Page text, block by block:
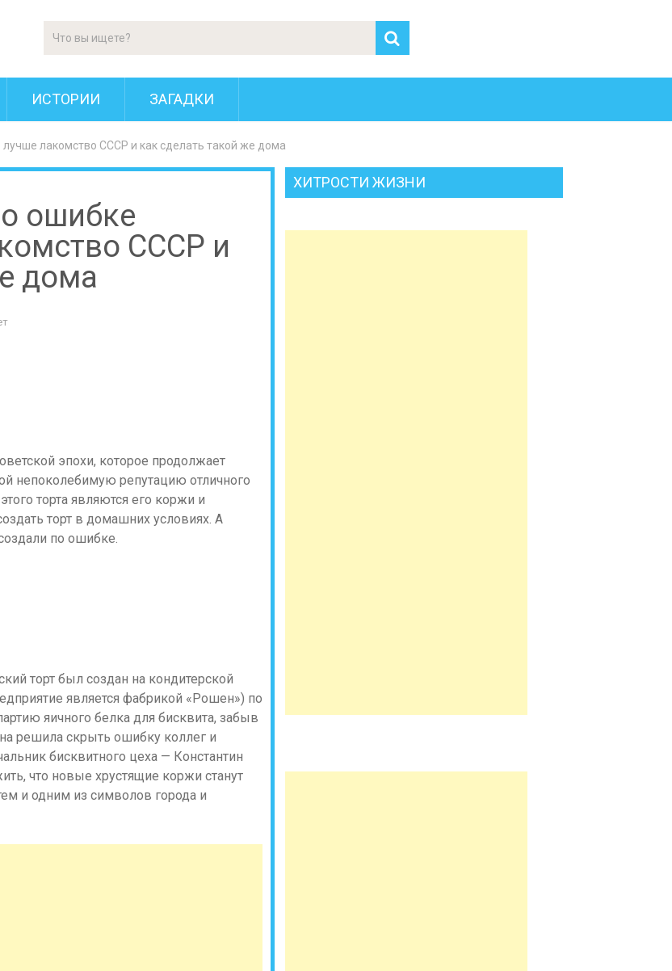
ИСТОРИИ ЗАГАДКИ
лучше лакомство СССР и как сделать такой же дома
ошибке
СССР и
дома
эпохи, которое продолжает
непоколебимую репутацию отличного
торта являются его коржи и
торт в домашних условиях. А
по ошибке.
торт был создан на кондитерской
является фабрикой «Рошен») по
яичного белка для бисквита, забыв
решила скрыть ошибку коллег и
бисквитного цеха — Константин
что новые хрустящие коржи станут
и одним из символов города и
ХИТРОСТИ ЖИЗНИ